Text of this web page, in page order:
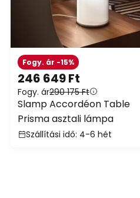
246 649 Ft
Fogy. ár290 175 Ft
Fogy. ár -15%
Slamp Accordéon Table
Prisma asztali lámpa
Szállítási idő: 4-6 hét